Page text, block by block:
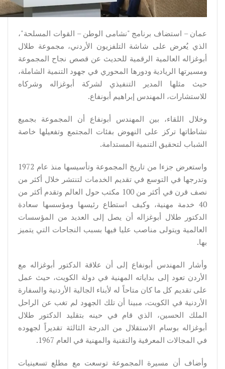
عمان – استضاف برنامج "نشامى الوطن – القوات المسلحة"،
الذي يُعرض على شاشة التلفزيون الأردني، مجموعة طلال
أبوغزاله العالمية الرقمية للحديث عن قصص نجاح المجموعة
ومسيرتها الريادية ودورها المحوري في جهود التنمية الشاملة،
حيث مثلها المدير التنفيذي لشركة أبوغزاله وشركاه
للاستشارات، المهندس إبراهيم أبونفاع.
وخلال اللقاء، بين المهندس أبونفاع أن المجموعة بجميع
نشاطاتها تركز على النهوض بفئات المجتمع وتفعيلها خاصة
الشباب لتحقيق التنمية المستدامة.
واستعرض جزءا من تاريخ المجموعة وتأسيسها منذ عام 1972
وتدرجها في التوسع في تقديم الخدمات لتنتشر خلال أكثر من
نصف قرن في أكثر من 100 مكتب حول العالم وتقدم أكثر من
40 خدمة مهنية، وكيف استطاع رئيسها ومؤسسها سعادة
الدكتور طلال أبوغزاله أن يصل إلى العديد من المؤسسات
العالمية ويتولى مناصب عليا فيها بسبب النجاحات التي يتميز
بها.
وأشار المهندس أبونفاع إلى أن علاقة الدكتور أبوغزاله مع
الأردن تعود إلى بداياته المهنية في دولة الكويت، حيث عمل
على تقديم كل ما كان متاحاً له لأبناء الجالية الأردنية والسفارة
الأردنية في الكويت، مبينا أن تلك الجهود لم تغب عن الراحل
الملك الحسين، الذي قام في حينه بتقليد الدكتور طلال
أبوغزاله بوسام الاستقلال من الدرجة الثالثة تقديراً لجهوده
في المجالات المعرفية والتقنية والمهنية في العام 1967.
وأضاف أن مسيرة المجموعة توسعت مع مطلع تسعينيات